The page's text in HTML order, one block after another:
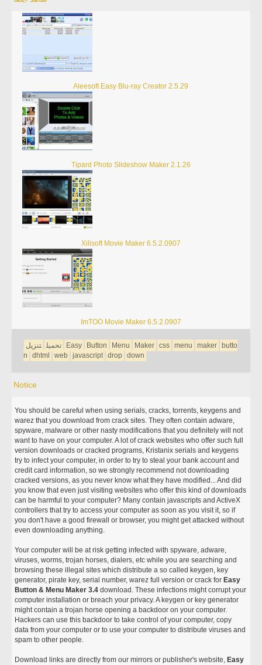
Aleesoft Easy Blu-ray Creator 2.5.29
Tipard Photo Slideshow Maker 2.1.26
Xilisoft Movie Maker 6.5.2.0907
ImTOO Movie Maker 6.5.2.0907
تحميل تنزيل Easy Button Menu Maker css menu maker
butto
n
dhtml web javascript drop down
Notice
You should be careful when using serials, cracks, torrents, keygens and
warez that you download from crack sites. They often contain adware,
spyware, malware or other nasty modifications that you definitely will not
want to have on your computer. A lot of crack websites who offer such full
version downloads or cracked programs, Kristanix serials and keygens
try to infect your computer, in order to try to steal your bank account and
credit card information, so we strongly recommend not downloading
cracked versions, as you never know what they have modified... And did
you know that even just visiting websites who offer this kind of downloads
can be harmful to your computer? Many contain javascripts and ActiveX
controllers that try to access your computer as soon as you visit it, so if
you don't have a good firewall or browser, you might get attacked without
even downloading anything.
Your computer will be at risk getting infected with spyware, adware,
viruses, worms, trojan horses, dialers, etc while you are searching and
browsing these illegal sites which distribute a so called keygen, key
generator, pirate key, serial number, warez full version or crack for Easy
Button & Menu Maker 3.4 download. These infections might corrupt your
computer installation or breach your privacy. A keygen or key generator
might contain a trojan horse opening a backdoor on your computer.
Hackers can use this backdoor to take control of your computer, copy
data from your computer or to use your computer to distribute viruses and
spam to other people.
Download links are directly from our mirrors or publisher's website, Easy